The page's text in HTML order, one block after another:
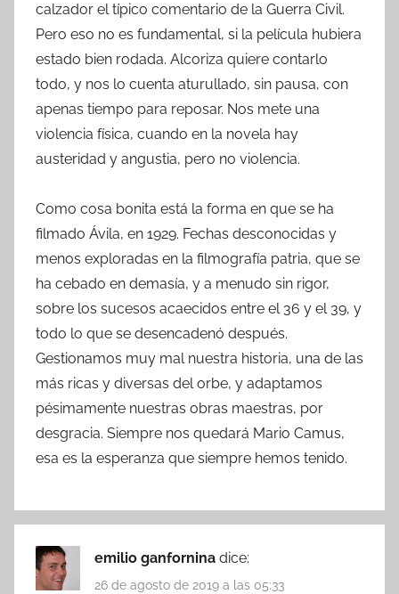
calzador el típico comentario de la Guerra Civil.
Pero eso no es fundamental, si la película hubiera
estado bien rodada. Alcoriza quiere contarlo
todo, y nos lo cuenta aturullado, sin pausa, con
apenas tiempo para reposar. Nos mete una
violencia física, cuando en la novela hay
austeridad y angustia, pero no violencia.
Como cosa bonita está la forma en que se ha
filmado Ávila, en 1929. Fechas desconocidas y
menos exploradas en la filmografía patria, que se
ha cebado en demasía, y a menudo sin rigor,
sobre los sucesos acaecidos entre el 36 y el 39, y
todo lo que se desencadenó después.
Gestionamos muy mal nuestra historia, una de las
más ricas y diversas del orbe, y adaptamos
pésimamente nuestras obras maestras, por
desgracia. Siempre nos quedará Mario Camus,
esa es la esperanza que siempre hemos tenido.
emilio ganfornina dice:
26 de agosto de 2019 a las 05:33